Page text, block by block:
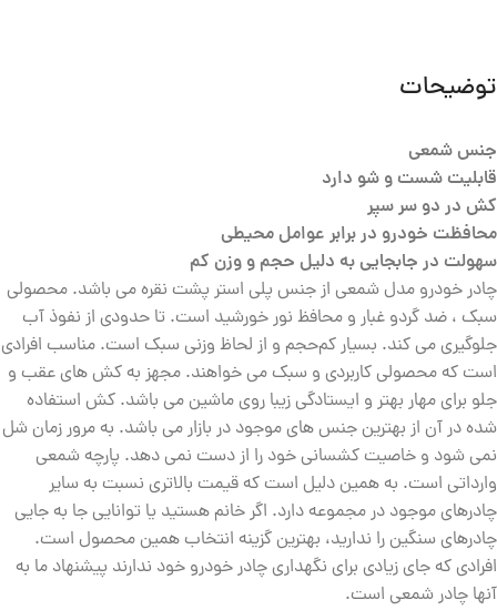
توضیحات
جنس شمعی
قابلیت شست و شو دارد
کش در دو سر سپر
محافظت خودرو در برابر عوامل محیطی
سهولت در جابجایی به دلیل حجم و وزن کم
چادر خودرو مدل شمعی از جنس پلی استر پشت نقره می باشد. محصولی
سبک ، ضد گردو غبار و محافظ نور خورشید است. تا حدودی از نفوذ آب
جلوگیری می کند. بسیار کم‌حجم و از لحاظ وزنی سبک است. مناسب افرادی
است که محصولی کاربردی و سبک می خواهند. مجهز به کش های عقب و
جلو برای مهار بهتر و ایستادگی زیبا روی ماشین می باشد. کش استفاده
شده در آن از بهترین جنس های موجود در بازار می باشد. به مرور زمان شل
نمی شود و خاصیت کشسانی خود را از دست نمی دهد. پارچه شمعی
وارداتی است. به همین دلیل است که قیمت بالاتری نسبت به سایر
چادرهای موجود در مجموعه دارد. اگر خانم هستید یا توانایی جا به جایی
چادرهای سنگین را ندارید، بهترین گزینه انتخاب همین محصول است.
افرادی که جای زیادی برای نگهداری چادر خودرو خود ندارند پیشنهاد ما به
آنها چادر شمعی است.